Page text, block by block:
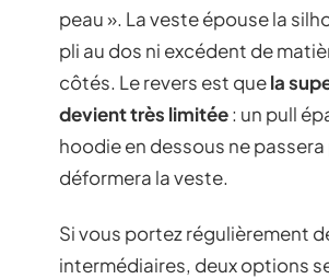
peau ». La veste épouse la
pli au dos ni excédent de
côtés. Le revers est quela
devient très limitée: un pull
hoodie en dessous ne passera
déformera la veste.
Si vous portez régulièrement
intermédiaires, deux options